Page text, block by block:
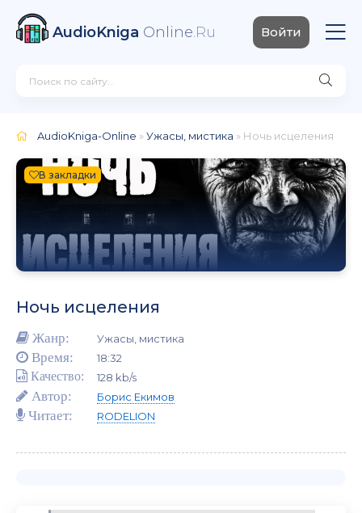
AudioKniga Online.Ru Войти
AudioKniga-Online »Ужасы, мистика » Ночь исцеления
В закладки
Ночь исцеления
Жанр: Ужасы, мистика
Время: 18:32
Качество: 128 kb/s
Автор: Борис Екимов
Читает: RODELION